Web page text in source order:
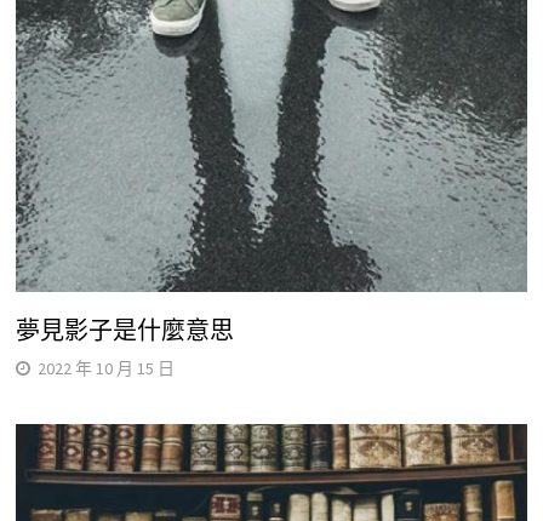
夢見影子是什麼意思
2022 年 10 月 15 日